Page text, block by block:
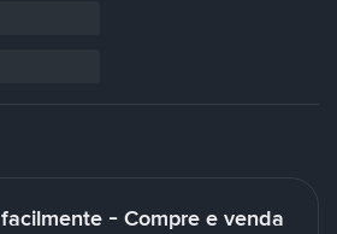
- Compre e venda